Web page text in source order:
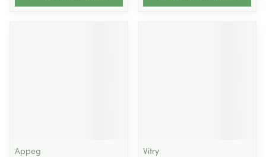
Appeg
Vitry